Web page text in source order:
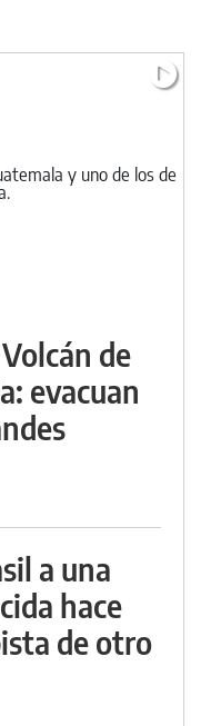
de
evacuan
a una
hace
de otro